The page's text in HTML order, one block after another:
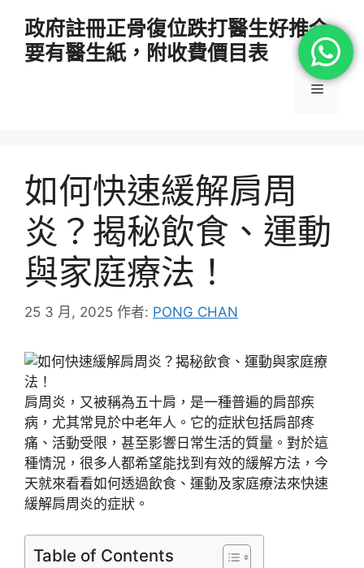
政府註冊正骨復位跌打醫生好推介
要有醫生紙，附收費價目表
選
如何快速緩解肩周
炎？揭秘飲食、運動
與家庭療法！
25 3 月, 2025 作者: PONG CHAN
肩周炎，又被稱為五十肩，是一種普遍的肩部疾
病，尤其常見於中老年人。它的症狀包括肩部疼
痛、活動受限，甚至影響日常生活的質量。對於這
種情況，很多人都希望能找到有效的緩解方法，今
天就來看看如何透過飲食、運動及家庭療法來快速
緩解肩周炎的症狀。
Table of Contents